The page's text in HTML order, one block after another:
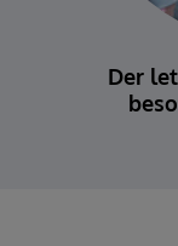
Der